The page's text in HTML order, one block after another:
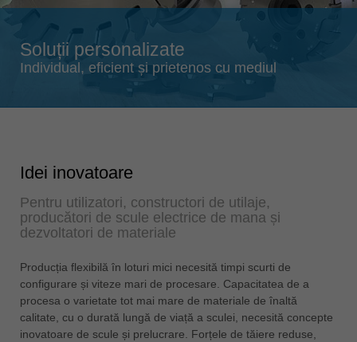
Singapore
english
Slovenija
slovenski
türkçe
USA
Việt Nam
tiếng việt
中国
Soluții personalizate
Individual, eficient și prietenos cu mediul
Idei inovatoare
Pentru utilizatori, constructori de utilaje,
producători de scule electrice de mana și
dezvoltatori de materiale
Producția flexibilă în loturi mici necesită timpi scurti de
configurare și viteze mari de procesare. Capacitatea de a
procesa o varietate tot mai mare de materiale de înaltă
calitate, cu o durată lungă de viață a sculei, necesită concepte
inovatoare de scule și prelucrare. Forțele de tăiere reduse,